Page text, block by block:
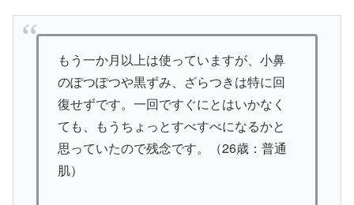
もう一か月以上は使っていますが、小鼻
のぽつぽつや黒ずみ、ざらつきは特に回
復せずです。一回ですぐにとはいかなく
ても、もうちょっとすべすべになるかと
思っていたので残念です。（26歳：普通
肌）